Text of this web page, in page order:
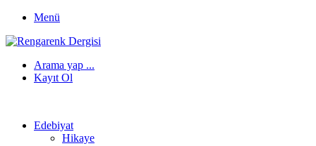
Menü
Arama yap ...
Kayıt Ol
Edebiyat
Hikaye